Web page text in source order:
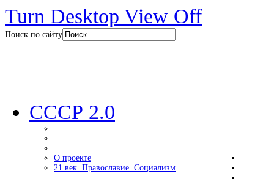
Turn Desktop View Off
Поиск по сайту
СССР 2.0
О проекте
21 век. Православие. Социализм